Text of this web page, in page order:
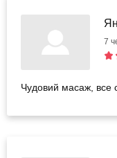
7
Чудовий масаж, все